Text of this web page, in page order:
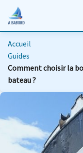
Accueil
Guides
Comment choisir la
bateau ?